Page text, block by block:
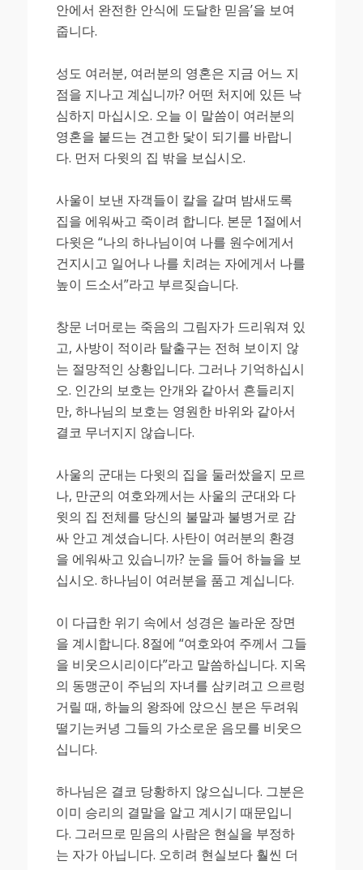
안에서 완전한 안식에 도달한 믿음’을 보여
줍니다.
성도 여러분, 여러분의 영혼은 지금 어느 지
점을 지나고 계십니까? 어떤 처지에 있든 낙
심하지 마십시오. 오늘 이 말씀이 여러분의
영혼을 붙드는 견고한 닻이 되기를 바랍니
다. 먼저 다윗의 집 밖을 보십시오.
사울이 보낸 자객들이 칼을 갈며 밤새도록
집을 에워싸고 죽이려 합니다. 본문 1절에서
다윗은 “나의 하나님이여 나를 원수에게서
건지시고 일어나 나를 치려는 자에게서 나를
높이 드소서”라고 부르짖습니다.
창문 너머로는 죽음의 그림자가 드리워져 있
고, 사방이 적이라 탈출구는 전혀 보이지 않
는 절망적인 상황입니다. 그러나 기억하십시
오. 인간의 보호는 안개와 같아서 흔들리지
만, 하나님의 보호는 영원한 바위와 같아서
결코 무너지지 않습니다.
사울의 군대는 다윗의 집을 둘러쌌을지 모르
나, 만군의 여호와께서는 사울의 군대와 다
윗의 집 전체를 당신의 불말과 불병거로 감
싸 안고 계셨습니다. 사탄이 여러분의 환경
을 에워싸고 있습니까? 눈을 들어 하늘을 보
십시오. 하나님이 여러분을 품고 계십니다.
이 다급한 위기 속에서 성경은 놀라운 장면
을 계시합니다. 8절에 “여호와여 주께서 그들
을 비웃으시리이다”라고 말씀하십니다. 지옥
의 동맹군이 주님의 자녀를 삼키려고 으르렁
거릴 때, 하늘의 왕좌에 앉으신 분은 두려워
떨기는커녕 그들의 가소로운 음모를 비웃으
십니다.
하나님은 결코 당황하지 않으십니다. 그분은
이미 승리의 결말을 알고 계시기 때문입니
다. 그러므로 믿음의 사람은 현실을 부정하
는 자가 아닙니다. 오히려 현실보다 훨씬 더